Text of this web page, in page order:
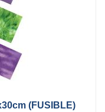
(FUSIBLE)